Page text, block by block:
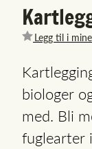
Legg til i
biologer
med. Bli
fuglearter